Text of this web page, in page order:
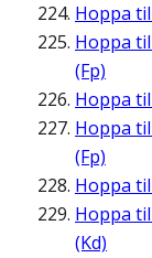
Hoppa
Hoppa
(Fp)
Hoppa
Hoppa
(Fp)
Hoppa
Hoppa
(Kd)